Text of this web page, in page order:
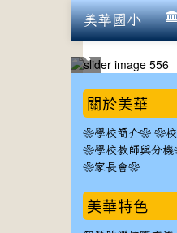
美華國小
::: 關於美華
❀學校簡介❀ ❀
❀學校教師與分
❀家長會❀
美華特色